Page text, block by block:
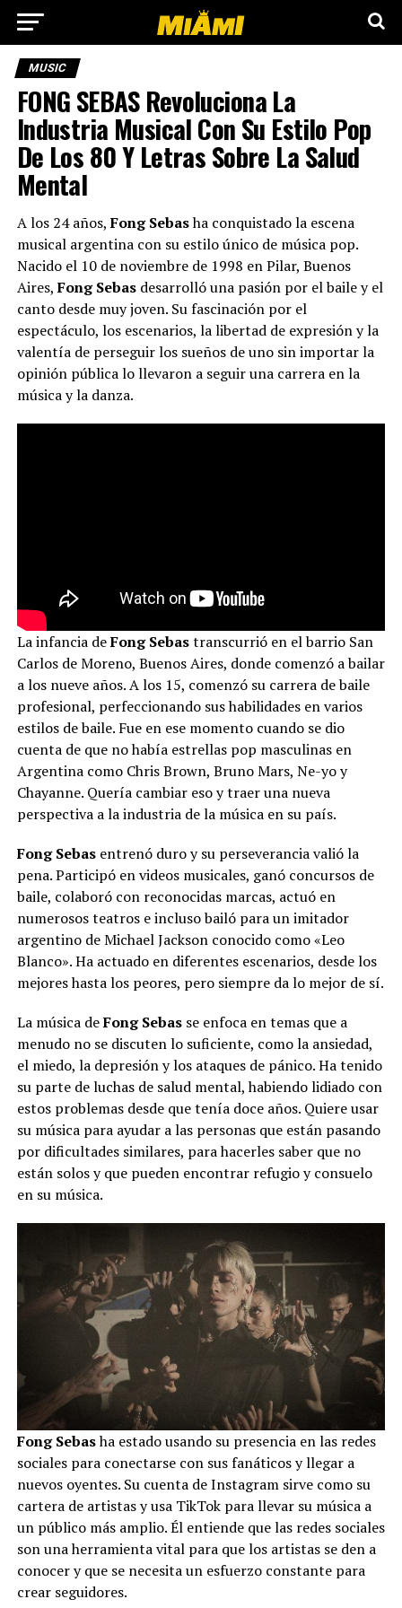
MUSIC
FONG SEBAS Revoluciona La
Industria Musical Con Su Estilo Pop
De Los 80 Y Letras Sobre La Salud
Mental
A los 24 años,Fong Sebasha conquistado la escena
musical argentina con su estilo único de música pop.
Nacido el 10 de noviembre de 1998 en Pilar, Buenos
Aires,Fong Sebasdesarrolló una pasión por el baile y el
canto desde muy joven. Su fascinación por el
espectáculo, los escenarios, la libertad de expresión y la
valentía de perseguir los sueños de uno sin importar la
opinión pública lo llevaron a seguir una carrera en la
música y la danza.
La infancia deFong Sebastranscurrió en el barrio San
Carlos de Moreno, Buenos Aires, donde comenzó a bailar
a los nueve años. A los 15, comenzó su carrera de baile
profesional, perfeccionando sus habilidades en varios
estilos de baile. Fue en ese momento cuando se dio
cuenta de que no había estrellas pop masculinas en
Argentina como Chris Brown, Bruno Mars, Ne-yo y
Chayanne. Quería cambiar eso y traer una nueva
perspectiva a la industria de la música en su país.
Fong Sebasentrenó duro y su perseverancia valió la
pena. Participó en videos musicales, ganó concursos de
baile, colaboró con reconocidas marcas, actuó en
numerosos teatros e incluso bailó para un imitador
argentino de Michael Jackson conocido como «Leo
Blanco». Ha actuado en diferentes escenarios, desde los
mejores hasta los peores, pero siempre da lo mejor de sí.
La música deFong Sebasse enfoca en temas que a
menudo no se discuten lo suficiente, como la ansiedad,
el miedo, la depresión y los ataques de pánico. Ha tenido
su parte de luchas de salud mental, habiendo lidiado con
estos problemas desde que tenía doce años. Quiere usar
su música para ayudar a las personas que están pasando
por dificultades similares, para hacerles saber que no
están solos y que pueden encontrar refugio y consuelo
en su música.
Fong Sebasha estado usando su presencia en las redes
sociales para conectarse con sus fanáticos y llegar a
nuevos oyentes. Su cuenta de Instagram sirve como su
cartera de artistas y usa TikTok para llevar su música a
un público más amplio. Él entiende que las redes sociales
son una herramienta vital para que los artistas se den a
conocer y que se necesita un esfuerzo constante para
crear seguidores.